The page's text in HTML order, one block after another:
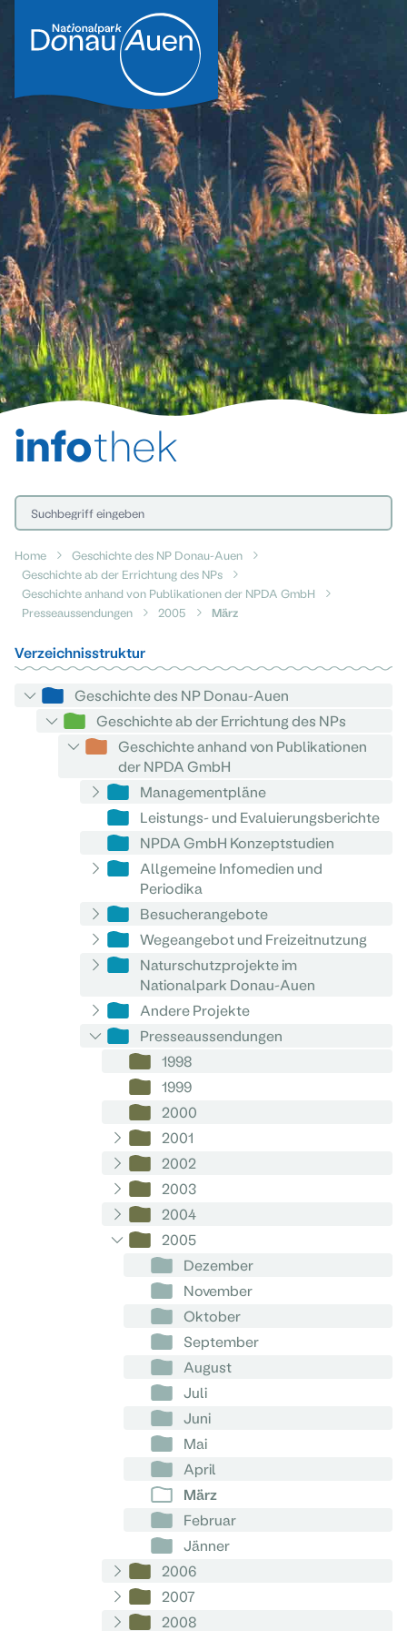
infothek
Home
Geschichte des NP Donau-Auen
Geschichte ab der Errichtung des NPs
Geschichte anhand von Publikationen der NPDA GmbH
Presseaussendungen
2005 März
Verzeichnisstruktur
Geschichte des NP Donau-Auen
Geschichte ab der Errichtung des NPs
Geschichte anhand von Publikationen
der NPDA GmbH
Managementpläne
Leistungs- und Evaluierungsberichte
NPDA GmbH Konzeptstudien
Allgemeine Infomedien und
Periodika
Besucherangebote
Wegeangebot und Freizeitnutzung
Naturschutzprojekte im
Nationalpark Donau-Auen
Andere Projekte
Presseaussendungen
1998
1999
2000
2001
2002
2003
2004
2005
Dezember
November
Oktober
September
August
Juli
Juni
Mai
April
März
Februar
Jänner
2006
2007
2008